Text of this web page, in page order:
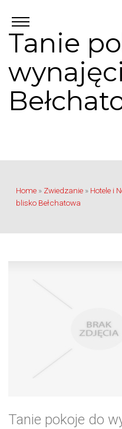
Tanie
Home » Zwiedzanie » Hotele i
blisko Bełchatowa
Tanie pokoje do